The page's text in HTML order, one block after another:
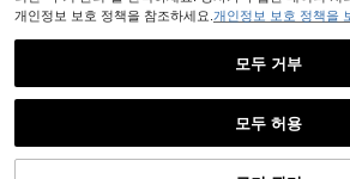
개인정보 보호 정책을 참조하세요. 개인정보 보호 정책을
모두 거부
모두 허용